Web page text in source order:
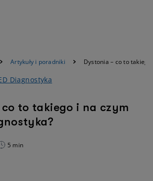
Artykuły i poradniki Dystonia – co to
Diagnostyka
to takiego i na czym
5 min